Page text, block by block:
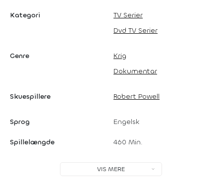
Kategori
TV Serier
Dvd TV Serier
Genre
Krig
Dokumentar
Skuespillere Robert Powell
Sprog Engelsk
Spillelængde 460 Min.
VIS MERE